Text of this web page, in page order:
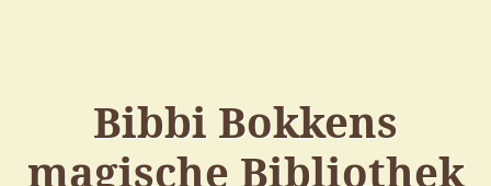
Bibbi Bokkens
magische Bibliothek